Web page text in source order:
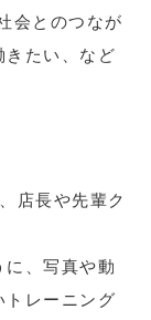
会とのつなが
きたい、など
店長や先輩ク
に、写真や動
トレーニング